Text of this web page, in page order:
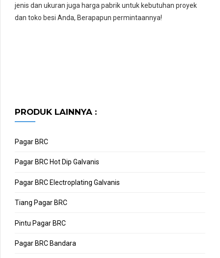
jenis dan ukuran juga harga pabrik untuk kebutuhan proyek
dan toko besi Anda, Berapapun permintaannya!
PRODUK LAINNYA :
Pagar BRC
Pagar BRC Hot Dip Galvanis
Pagar BRC Electroplating Galvanis
Tiang Pagar BRC
Pintu Pagar BRC
Pagar BRC Bandara